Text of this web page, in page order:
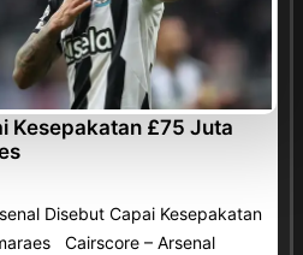
Kesepakatan £75 Juta
Disebut Capai Kesepakatan
Cairscore – Arsenal